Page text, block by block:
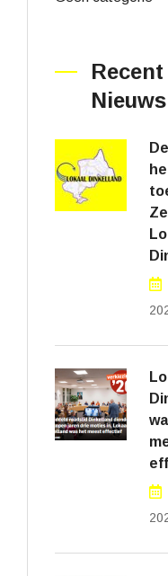
Recent
Nieuws